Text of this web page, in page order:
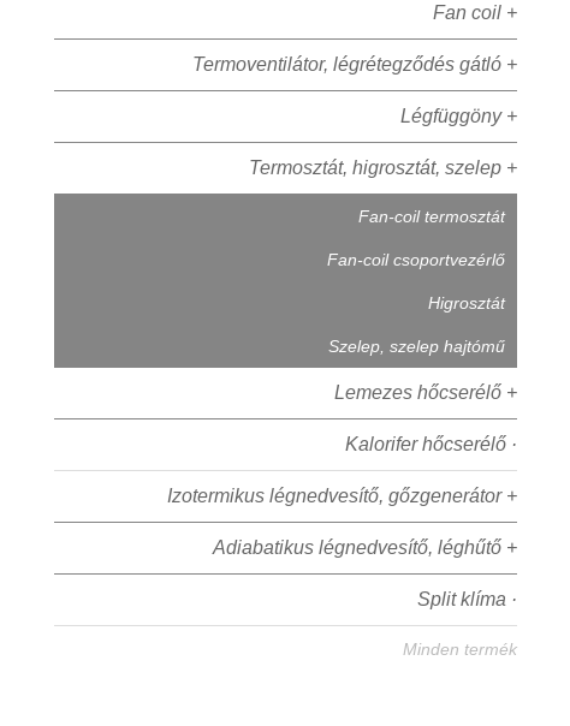
Fan coil +
Termoventilátor, légrétegződés gátló +
Légfüggöny +
Termosztát, higrosztát, szelep +
Fan-coil termosztát
Fan-coil csoportvezérlő
Higrosztát
Szelep, szelep hajtómű
Lemezes hőcserélő +
Kalorifer hőcserélő ·
Izotermikus légnedvesítő, gőzgenerátor +
Adiabatikus légnedvesítő, léghűtő +
Split klíma ·
Minden termék